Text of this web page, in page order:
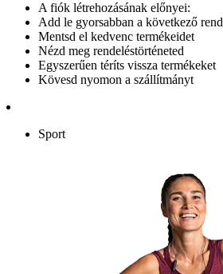
A fiók létrehozásának előnyei:
Add le gyorsabban a következő
Mentsd el kedvenc termékeidet
Nézd meg rendeléstörténeted
Egyszerűen téríts vissza termékeket
Kövesd nyomon a szállítmányt
Sport